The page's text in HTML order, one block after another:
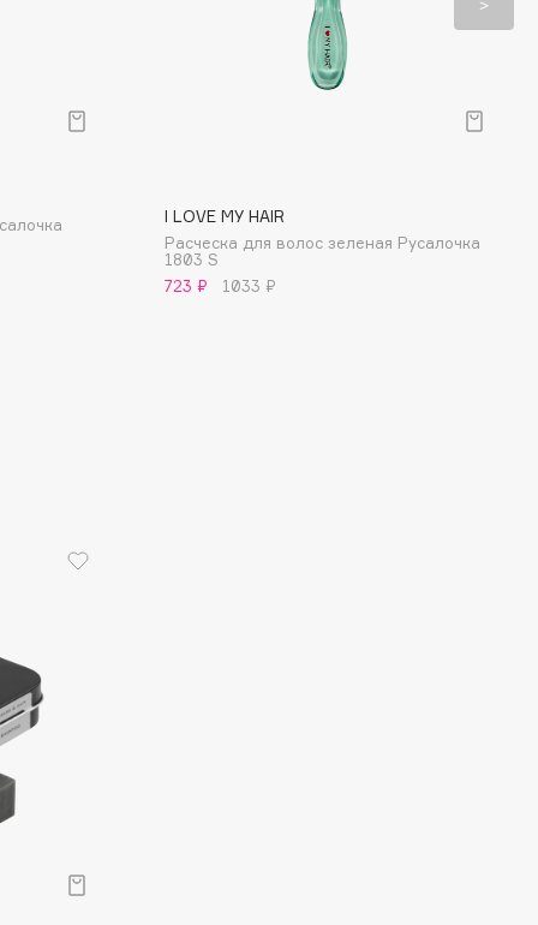
I LOVE MY HAIR
Расческа для волос зеленая Русалочка
1803 S
723 ₽
1033 ₽